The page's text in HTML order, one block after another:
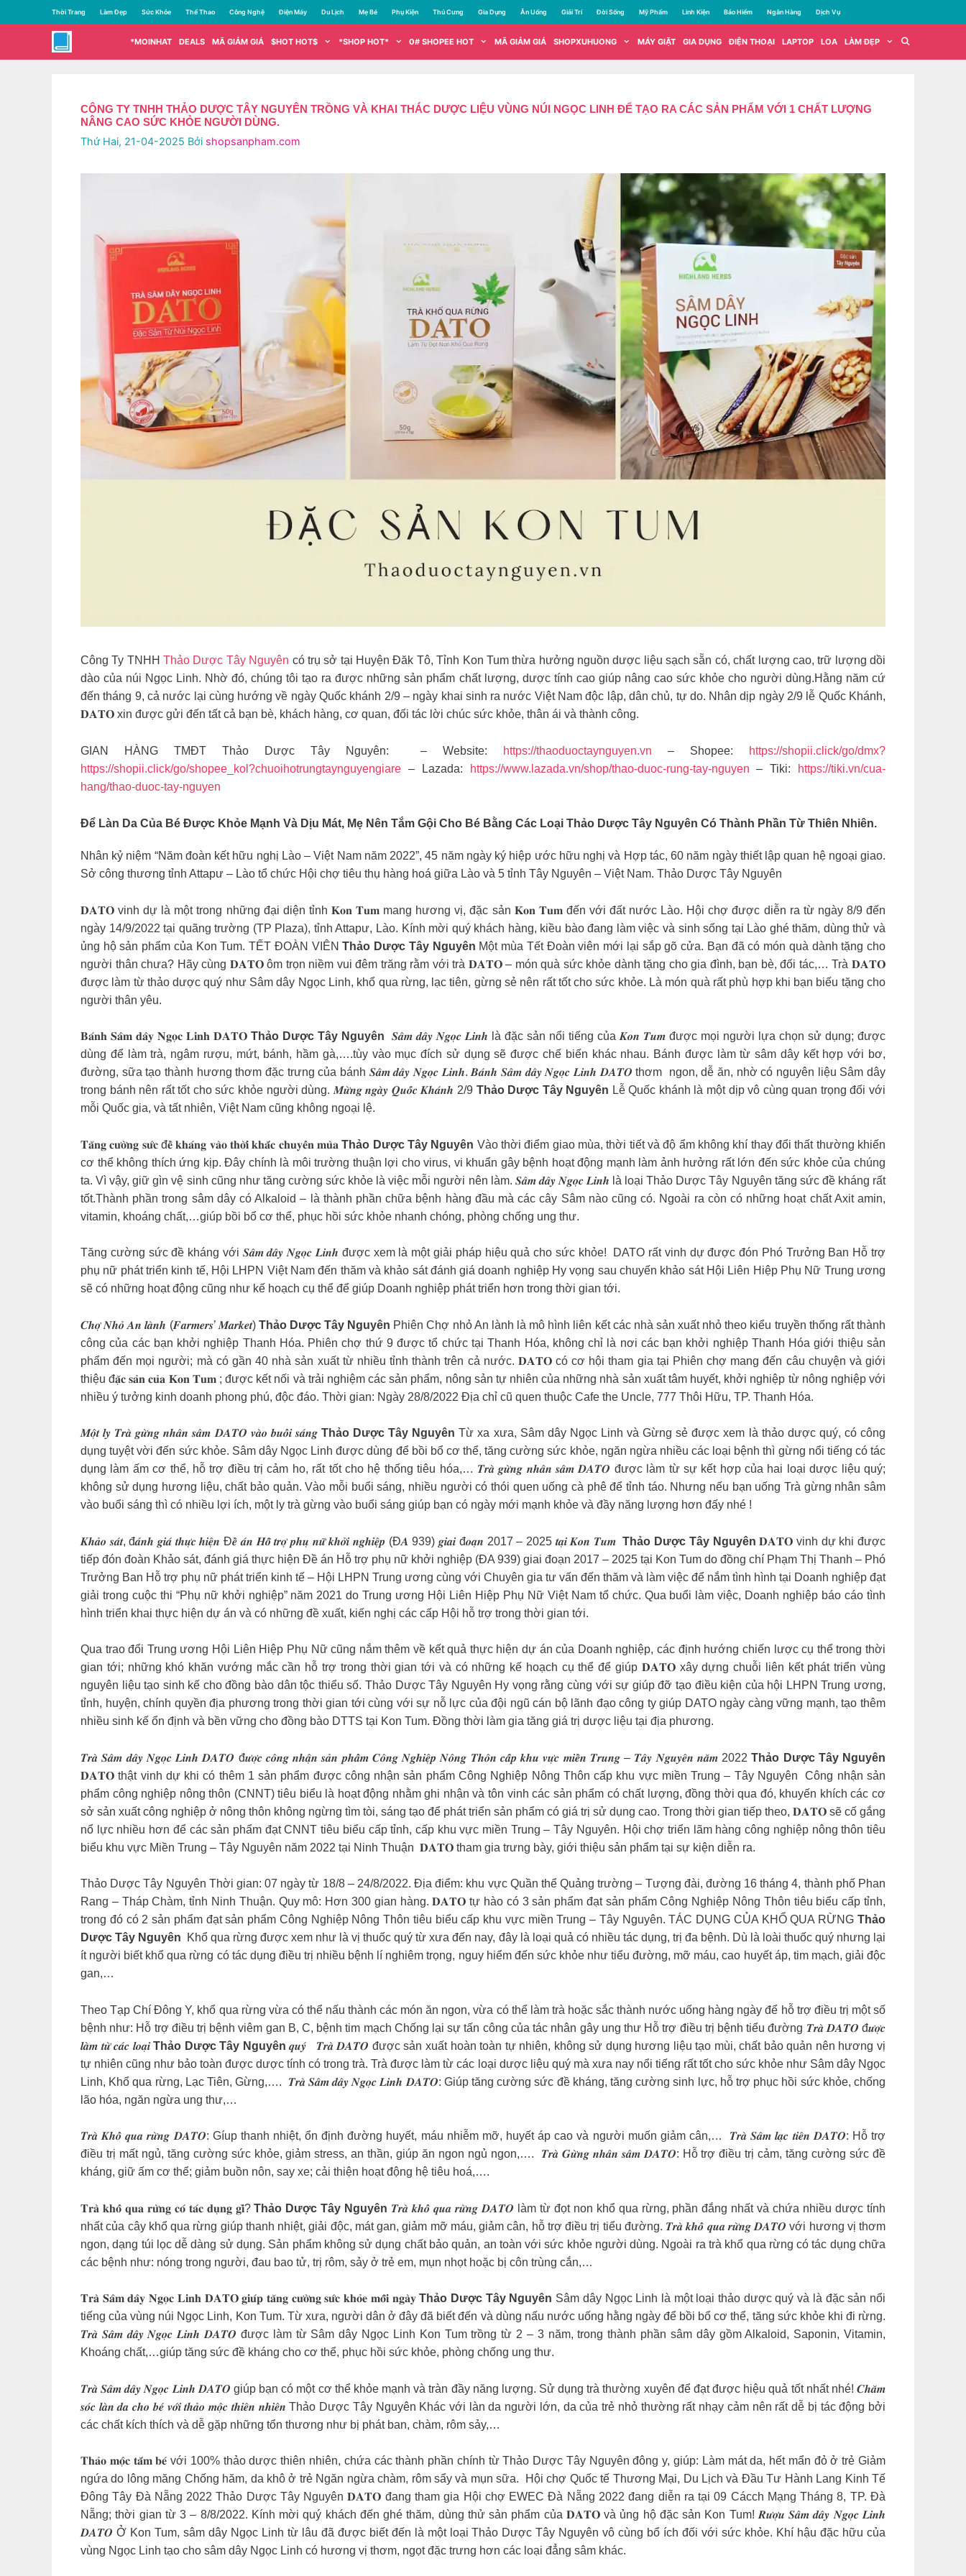
đến
dung
Thời Trang Làm Đẹp Sức Khỏe Thể Thao Công Nghệ Điện Máy Du Lịch Mẹ Bé Phụ Kiện Thú Cưng Gia Dụng Ăn Uống Giải Trí Đời Sống Mỹ Phẩm Linh Kiện Bảo Hiểm Ngân Hàng Dịch Vụ
*MOINHAT DEALS MÃ GIẢM GIÁ $HOT HOT$ *SHOP HOT* 0# SHOPEE HOT MÃ GIẢM GIÁ SHOPXUHUONG MÁY GIẶT GIA DỤNG ĐIỆN THOẠI LAPTOP LOA LÀM ĐẸP
CÔNG TY TNHH THẢO DƯỢC TÂY NGUYÊN TRỒNG VÀ KHAI THÁC DƯỢC LIỆU VÙNG NÚI NGỌC LINH ĐỂ TẠO RA CÁC SẢN PHẨM VỚI 1 CHẤT LƯỢNG
NÂNG CAO SỨC KHỎE NGƯỜI DÙNG.
Thứ Hai, 21-04-2025 Bởi shopsanpham.com
Công Ty TNHHThảo Dược Tây Nguyên có trụ sở tại Huyện Đăk Tô, Tỉnh Kon Tum thừa hưởng nguồn dược liệu sạch sẵn có, chất lượng cao, trữ lượng dồi
dào của núi Ngọc Linh. Nhờ đó, chúng tôi tạo ra được những sản phẩm chất lượng, dược tính cao giúp nâng cao sức khỏe cho người dùng.Hằng năm cứ
đến tháng 9, cả nước lại cùng hướng về ngày Quốc khánh 2/9 – ngày khai sinh ra nước Việt Nam độc lập, dân chủ, tự do. Nhân dịp ngày 2/9 lễ Quốc Khánh,
𝐃𝐀𝐓𝐎 xin được gửi đến tất cả bạn bè, khách hàng, cơ quan, đối tác lời chúc sức khỏe, thân ái và thành công.
GIAN HÀNG TMĐT Thảo Dược Tây Nguyên: – Website: https://thaoduoctaynguyen.vn – Shopee:
https://shopii.click/go/dmx?
https://shopii.click/go/shopee_kol?chuoihotrungtaynguyengiare – Lazada: https://www.lazada.vn/shop/thao-duoc-rung-tay-nguyen – Tiki:
https://tiki.vn/cua-
hang/thao-duoc-tay-nguyen
Để Làn Da Của Bé Được Khỏe Mạnh Và Dịu Mát, Mẹ Nên Tắm Gội Cho Bé Bằng Các Loại Thảo Dược Tây Nguyên Có Thành Phần Từ Thiên Nhiên.
Nhân kỷ niệm “Năm đoàn kết hữu nghị Lào – Việt Nam năm 2022”, 45 năm ngày ký hiệp ước hữu nghị và Hợp tác, 60 năm ngày thiết lập quan hệ ngoại giao.
Sở công thương tỉnh Attapư – Lào tổ chức Hội chợ tiêu thụ hàng hoá giữa Lào và 5 tỉnh Tây Nguyên – Việt Nam. Thảo Dược Tây Nguyên
𝐃𝐀𝐓𝐎 vinh dự là một trong những đại diện tỉnh 𝐊𝐨𝐧 𝐓𝐮𝐦 mang hương vị, đặc sản 𝐊𝐨𝐧 𝐓𝐮𝐦 đến với đất nước Lào. Hội chợ được diễn ra từ ngày 8/9 đến
ngày 14/9/2022 tại quãng trường (TP Plaza), tỉnh Attapư, Lào. Kính mời quý khách hàng, kiều bào đang làm việc và sinh sống tại Lào ghé thăm, dùng thử và
ủng hộ sản phẩm của Kon Tum. TẾT ĐOÀN VIÊNThảo Dược Tây Nguyên Một mùa Tết Đoàn viên mới lại sắp gõ cửa. Bạn đã có món quà dành tặng cho
người thân chưa? Hãy cùng 𝐃𝐀𝐓𝐎 ôm trọn niềm vui đêm trăng rằm với trà 𝐃𝐀𝐓𝐎 – món quà sức khỏe dành tặng cho gia đình, bạn bè, đối tác,… Trà 𝐃𝐀𝐓𝐎
được làm từ thảo dược quý như Sâm dây Ngọc Linh, khổ qua rừng, lạc tiên, gừng sẻ nên rất tốt cho sức khỏe. Là món quà rất phù hợp khi bạn biếu tặng cho
người thân yêu.
𝐁𝐚́𝐧𝐡 𝐒𝐚̂𝐦 𝐝𝐚̂𝐲 𝐍𝐠𝐨̣𝐜 𝐋𝐢𝐧𝐡 𝐃𝐀𝐓𝐎 Thảo Dược Tây Nguyên ️ 𝑺𝒂̂𝒎 𝒅𝒂̂𝒚 𝑵𝒈𝒐̣𝒄 𝑳𝒊𝒏𝒉 là đặc sản nổi tiếng của 𝑲𝒐𝒏 𝑻𝒖𝒎 được mọi người lựa chọn sử dụng; được
dùng để làm trà, ngâm rượu, mứt, bánh, hầm gà,….tùy vào mục đích sử dụng sẽ được chế biến khác nhau. Bánh được làm từ sâm dây kết hợp với bơ,
đường, sữa tạo thành hương thơm đặc trưng của bánh 𝑺𝒂̂𝒎 𝒅𝒂̂𝒚 𝑵𝒈𝒐̣𝒄 𝑳𝒊𝒏𝒉. 𝑩𝒂́𝒏𝒉 𝑺𝒂̂𝒎 𝒅𝒂̂𝒚 𝑵𝒈𝒐̣𝒄 𝑳𝒊𝒏𝒉 𝑫𝑨𝑻𝑶 thơm ngon, dễ ăn, nhờ có nguyên liệu Sâm dây
trong bánh nên rất tốt cho sức khỏe người dùng. 𝑴𝒖̛̀𝒏𝒈 𝒏𝒈𝒂̀𝒚 𝑸𝒖𝒐̂́𝒄 𝑲𝒉𝒂́𝒏𝒉 2/9 Thảo Dược Tây Nguyên Lễ Quốc khánh là một dịp vô cùng quan trọng đối với
mỗi Quốc gia, và tất nhiên, Việt Nam cũng không ngoại lệ.
𝐓𝐚̆𝐧𝐠 𝐜𝐮̛𝐨̛̀𝐧𝐠 𝐬𝐮̛́𝐜 đ𝐞̂̀ 𝐤𝐡𝐚́𝐧𝐠 𝐯𝐚̀𝐨 𝐭𝐡𝐨̛̀𝐢 𝐤𝐡𝐚̆́𝐜 𝐜𝐡𝐮𝐲𝐞̂̉𝐧 𝐦𝐮̀𝐚Thảo Dược Tây Nguyên Vào thời điểm giao mùa, thời tiết và độ ẩm không khí thay đổi thất thường khiến
cơ thể không thích ứng kịp. Đây chính là môi trường thuận lợi cho virus, vi khuẩn gây bệnh hoạt động mạnh làm ảnh hưởng rất lớn đến sức khỏe của chúng
ta. Vì vậy, giữ gìn vệ sinh cũng như tăng cường sức khỏe là việc mỗi người nên làm. 𝑺𝒂̂𝒎 𝒅𝒂̂𝒚 𝑵𝒈𝒐̣𝒄 𝑳𝒊𝒏𝒉 là loại Thảo Dược Tây Nguyên tăng sức đề kháng rất
tốt.Thành phần trong sâm dây có Alkaloid – là thành phần chữa bệnh hàng đầu mà các cây Sâm nào cũng có. Ngoài ra còn có những hoạt chất Axit amin,
vitamin, khoáng chất,…giúp bồi bổ cơ thể, phục hồi sức khỏe nhanh chóng, phòng chống ung thư.
Tăng cường sức đề kháng với 𝑺𝒂̂𝒎 𝒅𝒂̂𝒚 𝑵𝒈𝒐̣𝒄 𝑳𝒊𝒏𝒉 được xem là một giải pháp hiệu quả cho sức khỏe! ️ DATO rất vinh dự được đón Phó Trưởng Ban Hỗ trợ
phụ nữ phát triển kinh tế, Hội LHPN Việt Nam đến thăm và khảo sát đánh giá doanh nghiệp Hy vọng sau chuyến khảo sát Hội Liên Hiệp Phụ Nữ Trung ương
sẽ có những hoạt động cũng như kế hoạch cụ thể để giúp Doanh nghiệp phát triển hơn trong thời gian tới.
𝑪𝒉𝒐̛̣ 𝑵𝒉𝒐̉ 𝑨𝒏 𝒍𝒂̀𝒏𝒉 (𝑭𝒂𝒓𝒎𝒆𝒓𝒔’ 𝑴𝒂𝒓𝒌𝒆𝒕) Thảo Dược Tây Nguyên Phiên Chợ nhỏ An lành là mô hình liên kết các nhà sản xuất nhỏ theo kiểu truyền thống rất thành
công của các bạn khởi nghiệp Thanh Hóa. Phiên chợ thứ 9 được tổ chức tại Thanh Hóa, không chỉ là nơi các bạn khởi nghiệp Thanh Hóa giới thiệu sản
phẩm đến mọi người; mà có gần 40 nhà sản xuất từ nhiều tỉnh thành trên cả nước. 𝐃𝐀𝐓𝐎 có cơ hội tham gia tại Phiên chợ mang đến câu chuyện và giới
thiệu đ𝐚̣̆𝐜 𝐬𝐚̉𝐧 𝐜𝐮̉𝐚 𝐊𝐨𝐧 𝐓𝐮𝐦 ; được kết nối và trải nghiệm các sản phẩm, nông sản tự nhiên của những nhà sản xuất tâm huyết, khởi nghiệp từ nông nghiệp với
nhiều ý tưởng kinh doanh phong phú, độc đáo. Thời gian: Ngày 28/8/2022 Địa chỉ cũ quen thuộc Cafe the Uncle, 777 Thôi Hữu, TP. Thanh Hóa.
𝑴𝒐̣̂𝒕 𝒍𝒚 𝑻𝒓𝒂̀ 𝒈𝒖̛̀𝒏𝒈 𝒏𝒉𝒂̂𝒏 𝒔𝒂̂𝒎 𝑫𝑨𝑻𝑶 𝒗𝒂̀𝒐 𝒃𝒖𝒐̂̉𝒊 𝒔𝒂́𝒏𝒈 Thảo Dược Tây Nguyên Từ xa xưa, Sâm dây Ngọc Linh và Gừng sẻ được xem là thảo dược quý, có công
dụng tuyệt vời đến sức khỏe. Sâm dây Ngọc Linh được dùng để bồi bổ cơ thể, tăng cường sức khỏe, ngăn ngừa nhiều các loại bệnh thì gừng nổi tiếng có tác
dụng làm ấm cơ thể, hỗ trợ điều trị cảm ho, rất tốt cho hệ thống tiêu hóa,… 𝑻𝒓𝒂̀ 𝒈𝒖̛̀𝒏𝒈 𝒏𝒉𝒂̂𝒏 𝒔𝒂̂𝒎 𝑫𝑨𝑻𝑶 được làm từ sự kết hợp của hai loại dược liệu quý;
không sử dụng hương liệu, chất bảo quản. Vào mỗi buổi sáng, nhiều người có thói quen uống cà phê để tỉnh táo. Nhưng nếu bạn uống Trà gừng nhân sâm
vào buổi sáng thì có nhiều lợi ích, một ly trà gừng vào buổi sáng giúp bạn có ngày mới mạnh khỏe và đầy năng lượng hơn đấy nhé !
𝑲𝒉𝒂̉𝒐 𝒔𝒂́𝒕, đ𝒂́𝒏𝒉 𝒈𝒊𝒂́ 𝒕𝒉𝒖̛̣𝒄 𝒉𝒊𝒆̣̂𝒏 Đ𝒆̂̀ 𝒂́𝒏 𝑯𝒐̂̃ 𝒕𝒓𝒐̛̣ 𝒑𝒉𝒖̣ 𝒏𝒖̛̃ 𝒌𝒉𝒐̛̉𝒊 𝒏𝒈𝒉𝒊𝒆̣̂𝒑 (Đ𝑨 939) 𝒈𝒊𝒂𝒊 đ𝒐𝒂̣𝒏 2017 – 2025 𝒕𝒂̣𝒊 𝑲𝒐𝒏 𝑻𝒖𝒎 ️Thảo Dược Tây Nguyên 𝐃𝐀𝐓𝐎 vinh dự khi được
tiếp đón đoàn Khảo sát, đánh giá thực hiện Đề án Hỗ trợ phụ nữ khởi nghiệp (ĐA 939) giai đoạn 2017 – 2025 tại Kon Tum do đồng chí Phạm Thị Thanh – Phó
Trưởng Ban Hỗ trợ phụ nữ phát triển kinh tế – Hội LHPN Trung ương cùng với Chuyên gia tư vấn đến thăm và làm việc để nắm tình hình tại Doanh nghiệp đạt
giải trong cuộc thi “Phụ nữ khởi nghiệp” năm 2021 do Trung ương Hội Liên Hiệp Phụ Nữ Việt Nam tổ chức. Qua buổi làm việc, Doanh nghiệp báo cáo tình
hình triển khai thực hiện dự án và có những đề xuất, kiến nghị các cấp Hội hỗ trợ trong thời gian tới.
Qua trao đổi Trung ương Hội Liên Hiệp Phụ Nữ cũng nắm thêm về kết quả thực hiện dự án của Doanh nghiệp, các định hướng chiến lược cụ thể trong thời
gian tới; những khó khăn vướng mắc cần hỗ trợ trong thời gian tới và có những kế hoạch cụ thể để giúp 𝐃𝐀𝐓𝐎 xây dựng chuỗi liên kết phát triển vùng
nguyên liệu tạo sinh kế cho đồng bào dân tộc thiểu số. Thảo Dược Tây Nguyên Hy vọng rằng cùng với sự giúp đỡ tạo điều kiện của hội LHPN Trung ương,
tỉnh, huyện, chính quyền địa phương trong thời gian tới cùng với sự nỗ lực của đội ngũ cán bộ lãnh đạo công ty giúp DATO ngày càng vững mạnh, tạo thêm
nhiều sinh kế ổn định và bền vững cho đồng bào DTTS tại Kon Tum. Đồng thời làm gia tăng giá trị dược liệu tại địa phương.
𝑻𝒓𝒂̀ 𝑺𝒂̂𝒎 𝒅𝒂̂𝒚 𝑵𝒈𝒐̣𝒄 𝑳𝒊𝒏𝒉 𝑫𝑨𝑻𝑶 đ𝒖̛𝒐̛̣𝒄 𝒄𝒐̂𝒏𝒈 𝒏𝒉𝒂̣̂𝒏 𝒔𝒂̉𝒏 𝒑𝒉𝒂̂̉𝒎 𝑪𝒐̂𝒏𝒈 𝑵𝒈𝒉𝒊𝒆̣̂𝒑 𝑵𝒐̂𝒏𝒈 𝑻𝒉𝒐̂𝒏 𝒄𝒂̂́𝒑 𝒌𝒉𝒖 𝒗𝒖̛̣𝒄 𝒎𝒊𝒆̂̀𝒏 𝑻𝒓𝒖𝒏𝒈 – 𝑻𝒂̂𝒚 𝑵𝒈𝒖𝒚𝒆̂𝒏 𝒏𝒂̆𝒎 2022️Thảo Dược Tây Nguyên
𝐃𝐀𝐓𝐎 thật vinh dự khi có thêm 1 sản phẩm được công nhận sản phẩm Công Nghiệp Nông Thôn cấp khu vực miền Trung – Tây Nguyên ️ Công nhận sản
phẩm công nghiệp nông thôn (CNNT) tiêu biểu là hoạt động nhằm ghi nhận và tôn vinh các sản phẩm có chất lượng, đồng thời qua đó, khuyến khích các cơ
sở sản xuất công nghiệp ở nông thôn không ngừng tìm tòi, sáng tạo để phát triển sản phẩm có giá trị sử dụng cao. Trong thời gian tiếp theo, 𝐃𝐀𝐓𝐎 sẽ cố gắng
nổ lực nhiều hơn để các sản phẩm đạt CNNT tiêu biểu cấp tỉnh, cấp khu vực miền Trung – Tây Nguyên. Hội chợ triển lãm hàng công nghiệp nông thôn tiêu
biểu khu vực Miền Trung – Tây Nguyên năm 2022 tại Ninh Thuận ️ ️𝐃𝐀𝐓𝐎 tham gia trưng bày, giới thiệu sản phẩm tại sự kiện diễn ra.
Thảo Dược Tây Nguyên Thời gian: 07 ngày từ 18/8 – 24/8/2022. Địa điểm: khu vực Quần thể Quảng trường – Tượng đài, đường 16 tháng 4, thành phố Phan
Rang – Tháp Chàm, tỉnh Ninh Thuận. Quy mô: Hơn 300 gian hàng. 𝐃𝐀𝐓𝐎 tự hào có 3 sản phẩm đạt sản phẩm Công Nghiệp Nông Thôn tiêu biểu cấp tỉnh,
trong đó có 2 sản phẩm đạt sản phẩm Công Nghiệp Nông Thôn tiêu biểu cấp khu vực miền Trung – Tây Nguyên. TÁC DỤNG CỦA KHỔ QUA RỪNG Thảo
Dược Tây Nguyên ️ Khổ qua rừng được xem như là vị thuốc quý từ xưa đến nay, đây là loại quả có nhiều tác dụng, trị đa bệnh. Dù là loài thuốc quý nhưng lại
ít người biết khổ qua rừng có tác dụng điều trị nhiều bệnh lí nghiêm trọng, nguy hiểm đến sức khỏe như tiểu đường, mỡ máu, cao huyết áp, tim mạch, giải độc
gan,… ️
Theo Tạp Chí Đông Y, khổ qua rừng vừa có thể nấu thành các món ăn ngon, vừa có thể làm trà hoặc sắc thành nước uống hàng ngày để hỗ trợ điều trị một số
bệnh như: Hỗ trợ điều trị bệnh viêm gan B, C, bệnh tim mạch Chống lại sự tấn công của tác nhân gây ung thư Hỗ trợ điều trị bệnh tiểu đường 𝑻𝒓𝒂̀ 𝑫𝑨𝑻𝑶 đ𝒖̛𝒐̛̣𝒄
𝒍𝒂̀𝒎 𝒕𝒖̛̀ 𝒄𝒂́𝒄 𝒍𝒐𝒂̣𝒊Thảo Dược Tây Nguyên 𝒒𝒖𝒚́ 𝑻𝒓𝒂̀ 𝑫𝑨𝑻𝑶 được sản xuất hoàn toàn tự nhiên, không sử dụng hương liệu tạo mùi, chất bảo quản nên hương vị
tự nhiên cũng như bảo toàn được dược tính có trong trà. Trà được làm từ các loại dược liệu quý mà xưa nay nổi tiếng rất tốt cho sức khỏe như Sâm dây Ngọc
Linh, Khổ qua rừng, Lạc Tiên, Gừng,…. ️ 𝑻𝒓𝒂̀ 𝑺𝒂̂𝒎 𝒅𝒂̂𝒚 𝑵𝒈𝒐̣𝒄 𝑳𝒊𝒏𝒉 𝑫𝑨𝑻𝑶: Giúp tăng cường sức đề kháng, tăng cường sinh lực, hỗ trợ phục hồi sức khỏe, chống
lão hóa, ngăn ngừa ung thư,… ️
𝑻𝒓𝒂̀ 𝑲𝒉𝒐̂̉ 𝒒𝒖𝒂 𝒓𝒖̛̀𝒏𝒈 𝑫𝑨𝑻𝑶: Gíup thanh nhiệt, ổn định đường huyết, máu nhiễm mỡ, huyết áp cao và người muốn giảm cân,… ️ 𝑻𝒓𝒂̀ 𝑺𝒂̂𝒎 𝒍𝒂̣𝒄 𝒕𝒊𝒆̂𝒏 𝑫𝑨𝑻𝑶: Hỗ trợ
điều trị mất ngủ, tăng cường sức khỏe, giảm stress, an thần, giúp ăn ngon ngủ ngon,…. ️ 𝑻𝒓𝒂̀ 𝑮𝒖̛̀𝒏𝒈 𝒏𝒉𝒂̂𝒏 𝒔𝒂̂𝒎 𝑫𝑨𝑻𝑶: Hỗ trợ điều trị cảm, tăng cường sức đề
kháng, giữ ấm cơ thể; giảm buồn nôn, say xe; cải thiện hoạt động hệ tiêu hoá,….
𝐓𝐫𝐚̀ 𝐤𝐡𝐨̂̉ 𝐪𝐮𝐚 𝐫𝐮̛̀𝐧𝐠 𝐜𝐨́ 𝐭𝐚́𝐜 𝐝𝐮̣𝐧𝐠 𝐠𝐢̀?Thảo Dược Tây Nguyên 𝑻𝒓𝒂̀ 𝒌𝒉𝒐̂̉ 𝒒𝒖𝒂 𝒓𝒖̛̀𝒏𝒈 𝑫𝑨𝑻𝑶 làm từ đọt non khổ qua rừng, phần đắng nhất và chứa nhiều dược tính
nhất của cây khổ qua rừng giúp thanh nhiệt, giải độc, mát gan, giảm mỡ máu, giảm cân, hỗ trợ điều trị tiểu đường. 𝑻𝒓𝒂̀ 𝒌𝒉𝒐̂̉ 𝒒𝒖𝒂 𝒓𝒖̛̀𝒏𝒈 𝑫𝑨𝑻𝑶 với hương vị thơm
ngon, dạng túi lọc dễ dàng sử dụng. Sản phẩm không sử dụng chất bảo quản, an toàn với sức khỏe người dùng. Ngoài ra trà khổ qua rừng có tác dụng chữa
các bệnh như: nóng trong người, đau bao tử, trị rôm, sảy ở trẻ em, mụn nhọt hoặc bị côn trùng cắn,…
𝐓𝐫𝐚̀ 𝐒𝐚̂𝐦 𝐝𝐚̂𝐲 𝐍𝐠𝐨̣𝐜 𝐋𝐢𝐧𝐡 𝐃𝐀𝐓𝐎 𝐠𝐢𝐮́𝐩 𝐭𝐚̆𝐧𝐠 𝐜𝐮̛𝐨̛̀𝐧𝐠 𝐬𝐮̛́𝐜 𝐤𝐡𝐨̉𝐞 𝐦𝐨̂̃𝐢 𝐧𝐠𝐚̀𝐲Thảo Dược Tây Nguyên Sâm dây Ngọc Linh là một loại thảo dược quý và là đặc sản nổi
tiếng của vùng núi Ngọc Linh, Kon Tum. Từ xưa, người dân ở đây đã biết đến và dùng nấu nước uống hằng ngày để bồi bổ cơ thể, tăng sức khỏe khi đi rừng.
𝑻𝒓𝒂̀ 𝑺𝒂̂𝒎 𝒅𝒂̂𝒚 𝑵𝒈𝒐̣𝒄 𝑳𝒊𝒏𝒉 𝑫𝑨𝑻𝑶 được làm từ Sâm dây Ngọc Linh Kon Tum trồng từ 2 – 3 năm, trong thành phần sâm dây gồm Alkaloid, Saponin, Vitamin,
Khoáng chất,…giúp tăng sức đề kháng cho cơ thể, phục hồi sức khỏe, phòng chống ung thư.
𝑻𝒓𝒂̀ 𝑺𝒂̂𝒎 𝒅𝒂̂𝒚 𝑵𝒈𝒐̣𝒄 𝑳𝒊𝒏𝒉 𝑫𝑨𝑻𝑶 giúp bạn có một cơ thể khỏe mạnh và tràn đầy năng lượng. Sử dụng trà thường xuyên để đạt được hiệu quả tốt nhất nhé! 𝑪𝒉𝒂̆𝒎
𝒔𝒐́𝒄 𝒍𝒂̀𝒏 𝒅𝒂 𝒄𝒉𝒐 𝒃𝒆́ 𝒗𝒐̛́𝒊 𝒕𝒉𝒂̉𝒐 𝒎𝒐̣̂𝒄 𝒕𝒉𝒊𝒆̂𝒏 𝒏𝒉𝒊𝒆̂𝒏 Thảo Dược Tây Nguyên Khác với làn da người lớn, da của trẻ nhỏ thường rất nhạy cảm nên rất dễ bị tác động bởi
các chất kích thích và dễ gặp những tổn thương như bị phát ban, chàm, rôm sảy,…
𝐓𝐡𝐚̉𝐨 𝐦𝐨̣̂𝐜 𝐭𝐚̆́𝐦 𝐛𝐞́ với 100% thảo dược thiên nhiên, chứa các thành phần chính từ Thảo Dược Tây Nguyên đông y, giúp: Làm mát da, hết mẩn đỏ ở trẻ Giảm
ngứa do lông măng Chống hăm, da khô ở trẻ Ngăn ngừa chàm, rôm sẩy và mụn sữa. ️ Hội chợ Quốc tế Thương Mại, Du Lịch và Đầu Tư Hành Lang Kinh Tế
Đông Tây Đà Nẵng 2022️ Thảo Dược Tây Nguyên 𝐃𝐀𝐓𝐎 đang tham gia Hội chợ EWEC Đà Nẵng 2022 đang diễn ra tại 09 Cácch Mạng Tháng 8, TP. Đà
Nẵng; thời gian từ 3 – 8/8/2022. Kính mời quý khách đến ghé thăm, dùng thử sản phẩm của 𝐃𝐀𝐓𝐎 và ủng hộ đặc sản Kon Tum! 𝑹𝒖̛𝒐̛̣𝒖 𝑺𝒂̂𝒎 𝒅𝒂̂𝒚 𝑵𝒈𝒐̣𝒄 𝑳𝒊𝒏𝒉
𝑫𝑨𝑻𝑶 Ở Kon Tum, sâm dây Ngọc Linh từ lâu đã được biết đến là một loại Thảo Dược Tây Nguyên vô cùng bổ ích đối với sức khỏe. Khí hậu đặc hữu của
vùng Ngọc Linh tạo cho sâm dây Ngọc Linh có hương vị thơm, ngọt đặc trưng hơn các loại đẳng sâm khác.